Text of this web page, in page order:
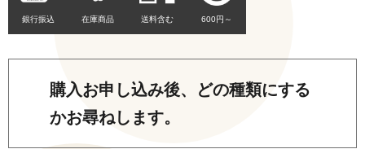
銀行振込 在庫商品 送料含む 600円～
購入お申し込み後、どの種類にする
かお尋ねします。